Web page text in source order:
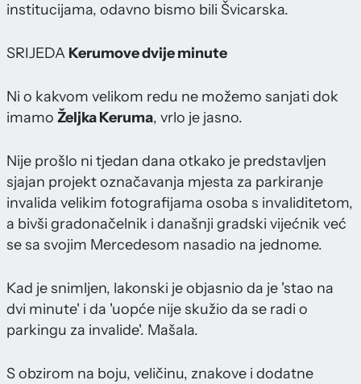
institucijama, odavno bismo bili Švicarska.
SRIJEDA Kerumove dvije minute
Ni o kakvom velikom redu ne možemo sanjati dok
imamo Željka Keruma, vrlo je jasno.
Nije prošlo ni tjedan dana otkako je predstavljen
sjajan projekt označavanja mjesta za parkiranje
invalida velikim fotografijama osoba s invaliditetom,
a bivši gradonačelnik i današnji gradski vijećnik već
se sa svojim Mercedesom nasadio na jednome.
Kad je snimljen, lakonski je objasnio da je 'stao na
dvi minute' i da 'uopće nije skužio da se radi o
parkingu za invalide'. Mašala.
S obzirom na boju, veličinu, znakove i dodatne